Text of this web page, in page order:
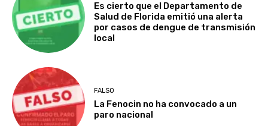
Es cierto que el Departamento de
Salud de Florida emitió una alerta
por casos de dengue de transmisión
local
FALSO
La Fenocin no ha convocado a un
paro nacional